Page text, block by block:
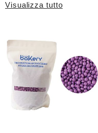
Visualizza tutto